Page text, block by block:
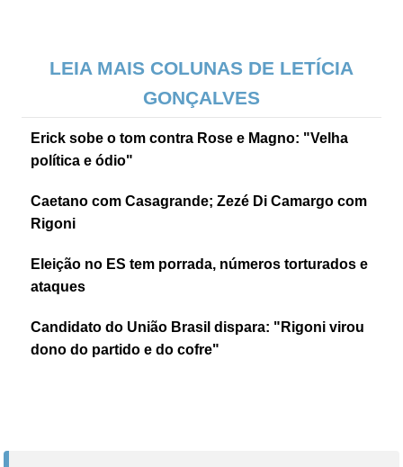
LEIA MAIS COLUNAS DE LETÍCIA
GONÇALVES
Erick sobe o tom contra Rose e Magno: "Velha
política e ódio"
Caetano com Casagrande; Zezé Di Camargo com
Rigoni
Eleição no ES tem porrada, números torturados e
ataques
Candidato do União Brasil dispara: "Rigoni virou
dono do partido e do cofre"